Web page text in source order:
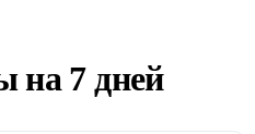
на 7 дней